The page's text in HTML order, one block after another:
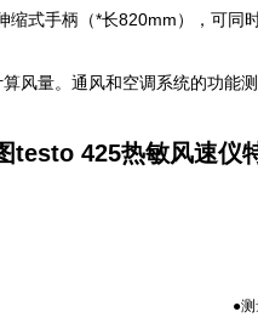
缩式手柄（*长820mm），可同
风量。通风和空调系统的功能
testo 425热敏风速仪
●